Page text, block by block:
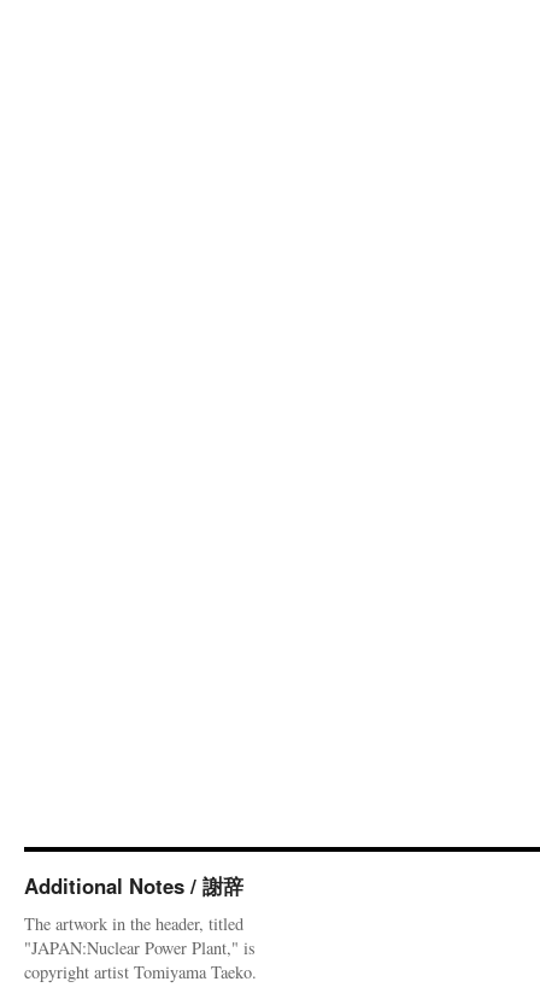
Additional Notes / 謝辞
The artwork in the header, titled
"JAPAN:Nuclear Power Plant," is
copyright artist Tomiyama Taeko.